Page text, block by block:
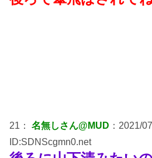
21： 名無しさん@MUD ：2021/
ID:SDNScgmn0.net